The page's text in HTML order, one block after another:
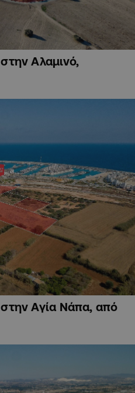
Αλαμινό,
Αγία Νάπα, από